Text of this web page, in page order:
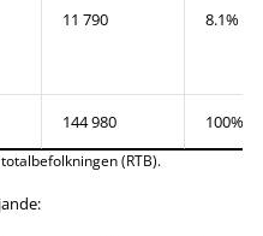
11 790 8.1%
144 980 100%
(RTB).